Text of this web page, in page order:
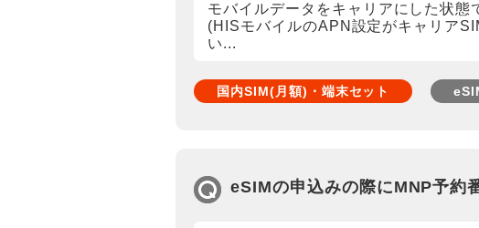
モバイルデータをキャリアにした状
(HISモバイルのAPN設定がキャリア
い...
国内SIM(月額)・端末セット
eSIMの申込みの際にMNP予約